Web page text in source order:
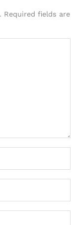
Required fields are